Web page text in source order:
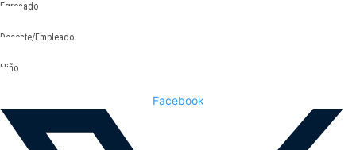
Egresado
Docente/Empleado
Niño
Facebook